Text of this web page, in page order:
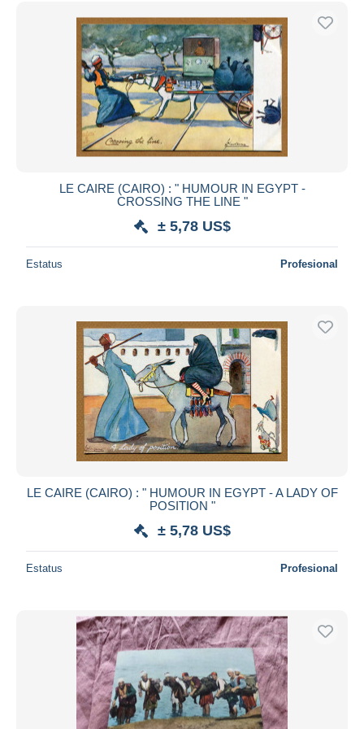
Envío gratis
Métodos de pago
PayPal
Transferencia bancaria
Visa
Mastercard
iDeal
Maestro
Residencia del vendedor
Aplicar
LE CAIRE (CAIRO) : " HUMOUR IN EGYPT -
CROSSING THE LINE "
± 5,78 US$
Estatus Profesional
LE CAIRE (CAIRO) : " HUMOUR IN EGYPT - A LADY OF
POSITION "
± 5,78 US$
Estatus Profesional